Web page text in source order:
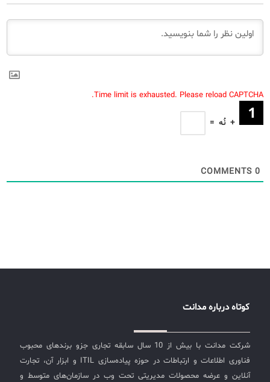
Time limit is exhausted. Please reload CAPTCHA.
+ نُه =
0
کوتاه درباره مدانت
شرکت مدانت با بیش از 10 سال سابقه تجاری جزو برندهای محبوب
فناوری اطلاعات و ارتباطات در حوزه پیاده‌سازی ITIL و ابزار آن، تجارت
آنلاین و عرضه محصولات مدیریتی تحت وب در سازمان‌های متوسط و